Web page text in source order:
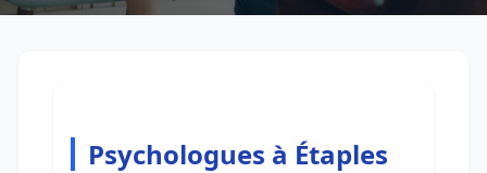
Psychologues à Étaples